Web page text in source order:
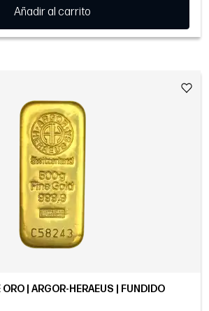
Añadir al carrito
| ARGOR-HERAEUS | FUNDIDO